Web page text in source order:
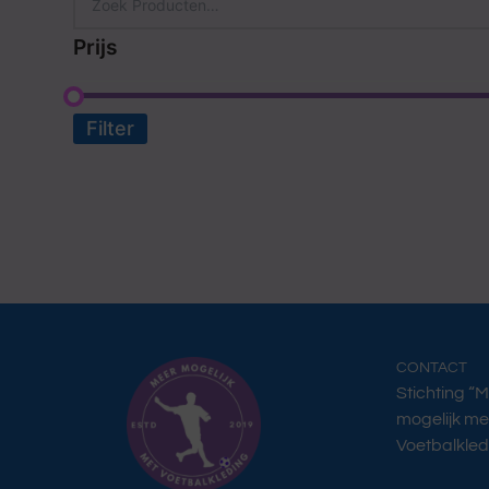
Prijs
Filter
CONTACT
Stichting
mogelijk